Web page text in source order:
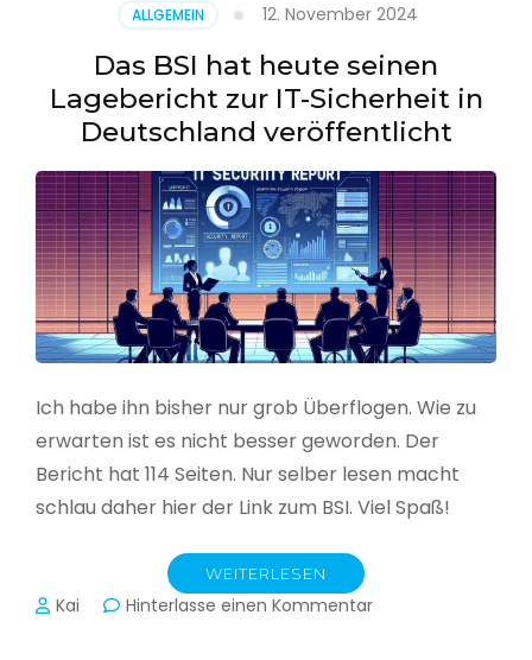
aus
CSV
erstellen
ALLGEMEIN 12. November 2024
Das BSI hat heute seinen
Lagebericht zur IT-Sicherheit in
Deutschland veröffentlicht
Ich habe ihn bisher nur grob Überflogen. Wie zu
erwarten ist es nicht besser geworden. Der
Bericht hat 114 Seiten. Nur selber lesen macht
schlau daher hier der Link zum BSI. Viel Spaß!
WEITERLESEN
Kai Hinterlasse einen Kommentarzu